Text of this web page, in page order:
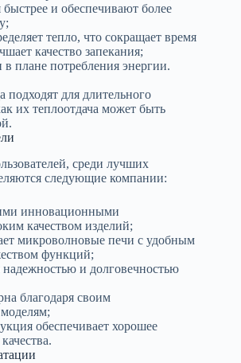
и обеспечивают более
тепло, что сокращает время
качество запекания;
плане потребления энергии.
подходят для длительного
их теплоотдача может быть
среди лучших
следующие компании:
инновационными
качеством изделий;
микроволновые печи с удобным
функций;
надежностью и долговечностью
благодаря своим
обеспечивает хорошее